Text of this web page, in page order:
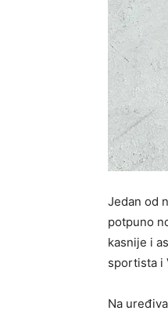
Jedan od
potpuno
kasnije i
sportista i
Na